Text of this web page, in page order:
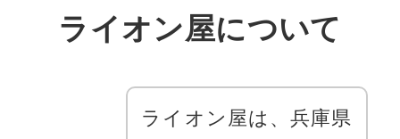
ライオン屋について
ライオン屋は、兵庫県